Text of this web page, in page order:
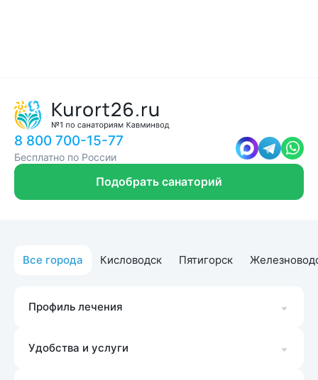
8 800 700-15-77
Бесплатно по России
Подобрать санаторий
Все города Кисловодск Пятигорск
Профиль лечения
Удобства и услуги